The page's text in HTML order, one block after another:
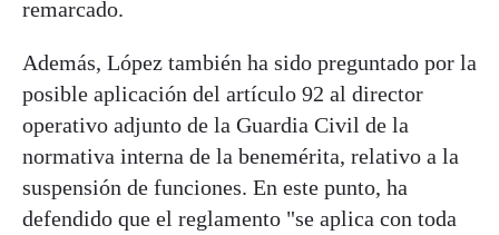
remarcado.
Además, López también ha sido preguntado por la
posible aplicación del artículo 92 al director
operativo adjunto de la Guardia Civil de la
normativa interna de la benemérita, relativo a la
suspensión de funciones. En este punto, ha
defendido que el reglamento "se aplica con toda